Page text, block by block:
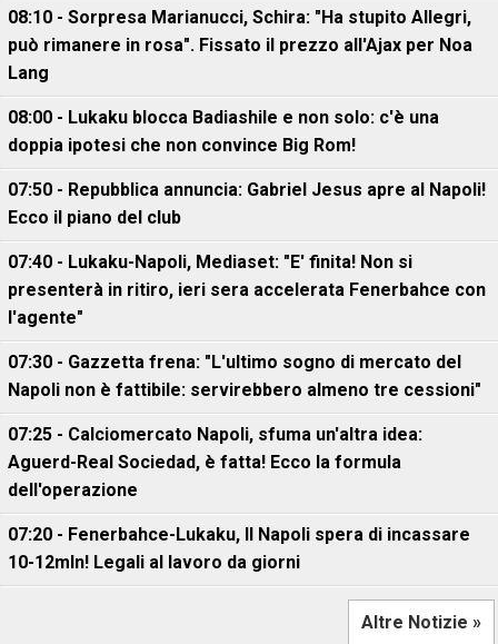
08:10 - Sorpresa Marianucci, Schira: "Ha stupito Allegri,
può rimanere in rosa". Fissato il prezzo all'Ajax per Noa
Lang
08:00 - Lukaku blocca Badiashile e non solo: c'è una
doppia ipotesi che non convince Big Rom!
07:50 - Repubblica annuncia: Gabriel Jesus apre al Napoli!
Ecco il piano del club
07:40 - Lukaku-Napoli, Mediaset: "E' finita! Non si
presenterà in ritiro, ieri sera accelerata Fenerbahce con
l'agente"
07:30 - Gazzetta frena: "L'ultimo sogno di mercato del
Napoli non è fattibile: servirebbero almeno tre cessioni"
07:25 - Calciomercato Napoli, sfuma un'altra idea:
Aguerd-Real Sociedad, è fatta! Ecco la formula
dell'operazione
07:20 - Fenerbahce-Lukaku, ll Napoli spera di incassare
10-12mln! Legali al lavoro da giorni
Altre Notizie »